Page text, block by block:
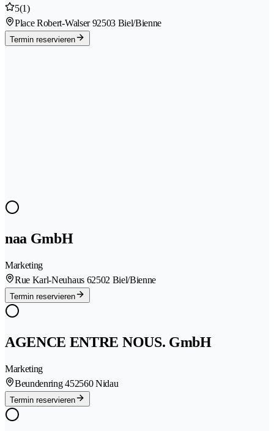
5(1)
Place Robert-Walser 92503 Biel/Bienne
Termin reservieren
naa GmbH
Marketing
Rue Karl-Neuhaus 62502 Biel/Bienne
Termin reservieren
AGENCE ENTRE NOUS. GmbH
Marketing
Beundenring 452560 Nidau
Termin reservieren